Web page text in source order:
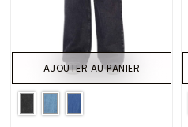
AJOUTER AU PANIER